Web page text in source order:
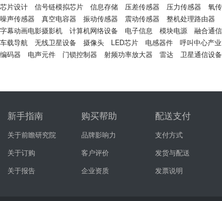
芯片设计
信号链模拟芯片 信息存储 压差传感器 压力传感器
氧
噪声传感器
真空电容器 振动传感器 震动传感器
整机处理路由器
字幕动画电影摄影机
计算机网络设备 电子信息 模块电源
融合通
车载导航
无线卫星设备 摄像头 LED芯片 电感器件
呼叫中心产业
编码器
电声元件 门锁控制器 射频功率放大器 雷达 卫星通信设备
新手指南
关于前瞻研究院
关于订购
关于报告
购买帮助
品牌影响力
客户评价
企业资质
配送支付
支付方式
发货与配送
发票说明